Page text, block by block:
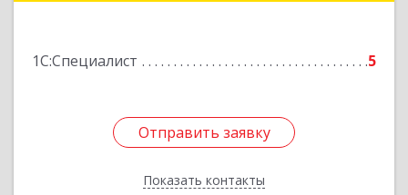
1С:Специалист 5
Отправить заявку
Показать контакты
Отправить заявку
Назад